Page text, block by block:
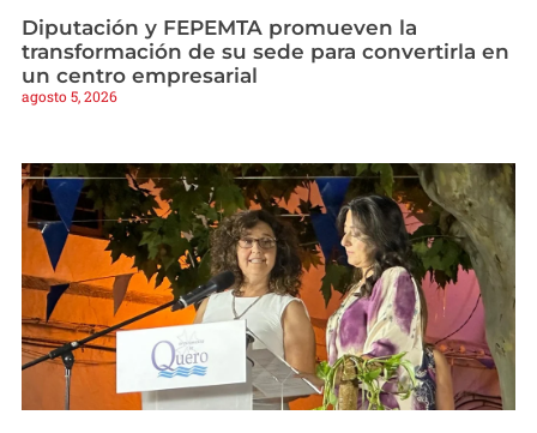
Diputación y FEPEMTA promueven la
transformación de su sede para convertirla en
un centro empresarial
agosto 5, 2026